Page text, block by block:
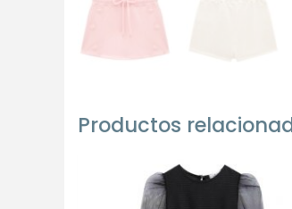
Productos